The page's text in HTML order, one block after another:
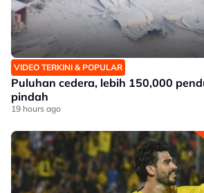
VIDEO TERKINI & POPULAR
Puluhan cedera, lebih 150,000
pindah
19 hours ago